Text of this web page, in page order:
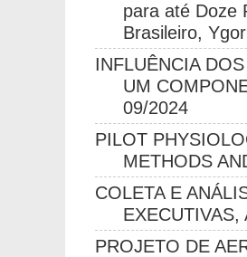
para até Doze
Brasileiro,
INFLUÊNCIA
UM
09/2024
PILOT
METHODS
COLETA E
PROJETO DE